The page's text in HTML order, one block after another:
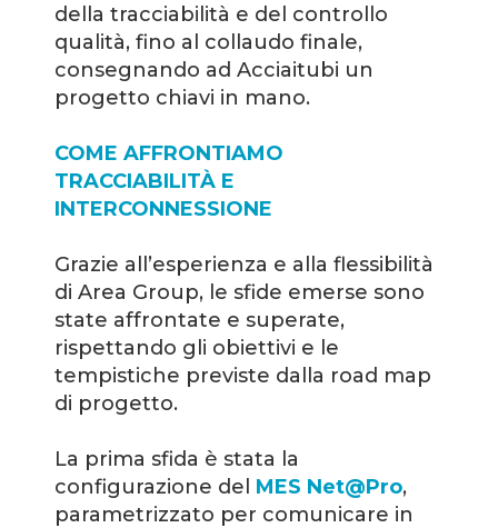
della tracciabilità e del controllo
qualità, fino al collaudo finale,
consegnando ad Acciaitubi un
progetto chiavi in mano.
COME AFFRONTIAMO
TRACCIABILITÀ E
INTERCONNESSIONE
Grazie all’esperienza e alla flessibilità
di Area Group, le sfide emerse sono
state affrontate e superate,
rispettando gli obiettivi e le
tempistiche previste dalla road map
di progetto.
La prima sfida è stata la
configurazione del MES Net@Pro,
parametrizzato per comunicare in